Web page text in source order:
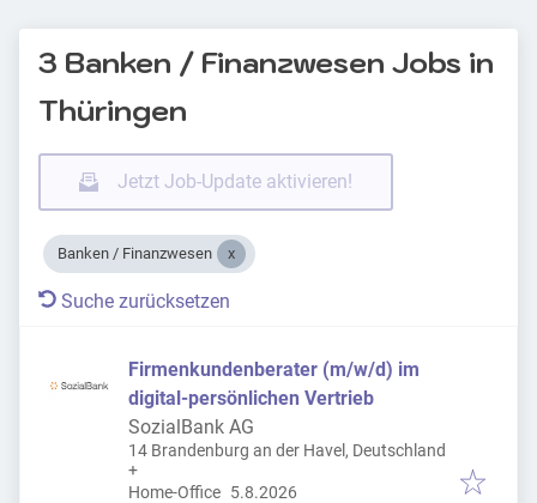
3 Banken / Finanzwesen Jobs in
Thüringen
Jetzt Job-Update aktivieren!
Banken / Finanzwesen
Suche zurücksetzen
Firmenkundenberater (m/w/d) im
digital-persönlichen Vertrieb
SozialBank AG
14 Brandenburg an der Havel, Deutschland
+
Home-Office Veröffentlicht
5.8.2026